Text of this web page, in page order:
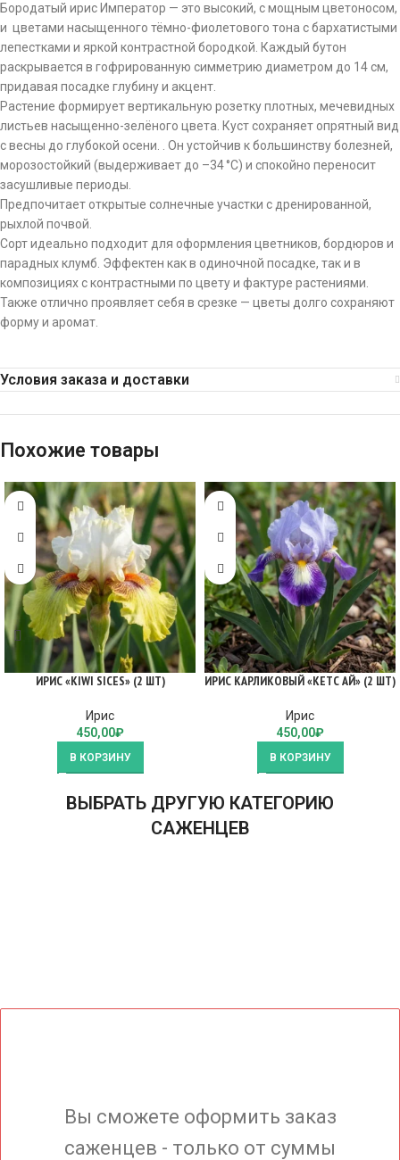
Бородатый ирис Император — это высокий, с мощным цветоносом,
и цветами насыщенного тёмно-фиолетового тона с бархатистыми
лепестками и яркой контрастной бородкой. Каждый бутон
раскрывается в гофрированную симметрию диаметром до 14 см,
придавая посадке глубину и акцент.
Растение формирует вертикальную розетку плотных, мечевидных
листьев насыщенно-зелёного цвета. Куст сохраняет опрятный вид
с весны до глубокой осени. . Он устойчив к большинству болезней,
морозостойкий (выдерживает до –34 °C) и спокойно переносит
засушливые периоды.
Предпочитает открытые солнечные участки с дренированной,
рыхлой почвой.
Сорт идеально подходит для оформления цветников, бордюров и
парадных клумб. Эффектен как в одиночной посадке, так и в
композициях с контрастными по цвету и фактуре растениями.
Также отлично проявляет себя в срезке — цветы долго сохраняют
форму и аромат.
Условия заказа и доставки
Похожие товары
ИРИС «KIWI SICES» (2 ШТ)
Ирис
450,00₽
В КОРЗИНУ
ИРИС КАРЛИКОВЫЙ «КЕТС АЙ» (2 ШТ)
Ирис
450,00₽
В КОРЗИНУ
ВЫБРАТЬ ДРУГУЮ КАТЕГОРИЮ
САЖЕНЦЕВ
Вы сможете оформить заказ
саженцев - только от суммы